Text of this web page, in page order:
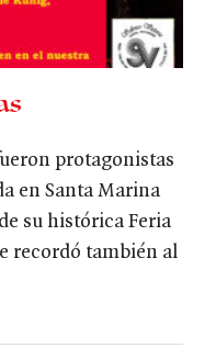
protagonistas
en Santa Marina
su histórica Feria
recordó también al